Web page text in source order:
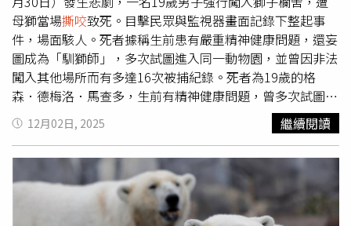
時常從圍欄中逃脫，在街上追逐其他動物，包括貓與狗，但
沒想到竟會釀成如此慘劇。塔拉荷馬動物控制部門目前已將
仍存活的犬隻帶回收容。
母獅當場撕咬致死。目擊民眾與監視器畫面記錄下整起事
件，場面駭人。死者據稱生前患有嚴重精神健康問題，還妄
圖成為「馴獅師」，多次試圖進入同一動物園，並曾因非法
闖入其他場所而有多達16次被捕紀錄。死者為19歲的格
森．德梅洛．馬查多，生前有精神健康問題，曾多次試圖接
近野生動物。（圖／翻攝自X，@CPreparado）根據英國
《太陽報》（The Sun）與美國《People》報導，死者為19
歲的格森．德梅洛．馬查多（Gerson de Melo
Machado），當天他翻越約六公尺高的圍牆後，攀上一棵樹
進入動物欄舍。畫面中可見他正從樹上滑下時，母獅「莉奧
娜」（Leona）立刻衝上前將他拉下，接著在樹叢間發生激
12月02日, 2025 繼續閱讀